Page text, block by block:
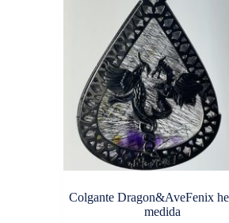
Colgante Dragon&AveFenix
medida